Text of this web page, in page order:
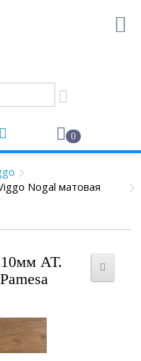
0
Nogal матовая
AT.